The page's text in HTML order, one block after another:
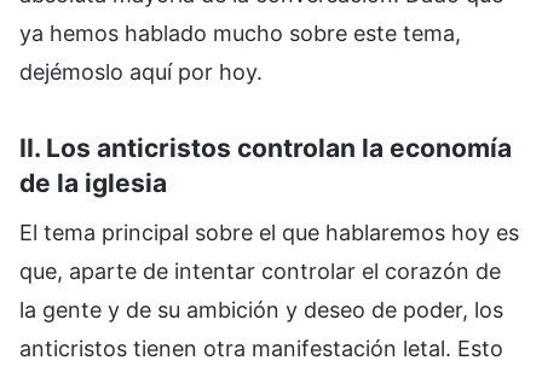
ya hemos hablado mucho sobre este tema,
dejémoslo aquí por hoy.
II. Los anticristos controlan la economía
de la iglesia
El tema principal sobre el que hablaremos hoy es
que, aparte de intentar controlar el corazón de
la gente y de su ambición y deseo de poder, los
anticristos tienen otra manifestación letal. Esto